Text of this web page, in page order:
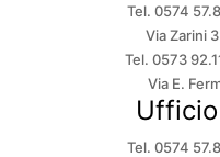
Tel. 0574
Via Zarini
Tel. 0573
Via E.
Tel. 0574